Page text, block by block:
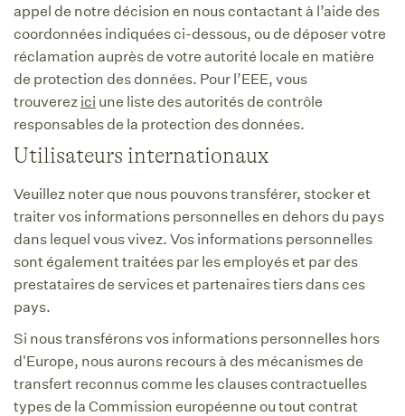
appel de notre décision en nous contactant à l’aide des
coordonnées indiquées ci-dessous, ou de déposer votre
réclamation auprès de votre autorité locale en matière
de protection des données. Pour l’EEE, vous
trouverezici une liste des autorités de contrôle
responsables de la protection des données.
Utilisateurs internationaux
Veuillez noter que nous pouvons transférer, stocker et
traiter vos informations personnelles en dehors du pays
dans lequel vous vivez. Vos informations personnelles
sont également traitées par les employés et par des
prestataires de services et partenaires tiers dans ces
pays.
Si nous transférons vos informations personnelles hors
d'Europe, nous aurons recours à des mécanismes de
transfert reconnus comme les clauses contractuelles
types de la Commission européenne ou tout contrat